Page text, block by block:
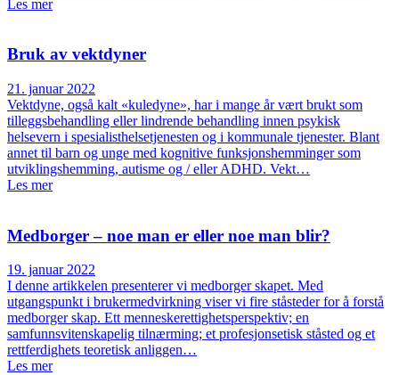
Les mer
Bruk av vektdyner
21. januar 2022
Vektdyne, også kalt «kuledyne», har i mange år vært brukt som
tilleggsbehandling eller lindrende behandling innen psykisk
helsevern i spesialisthelsetjenesten og i kommunale tjenester. Blant
annet til barn og unge med kognitive funksjonshemminger som
utviklingshemming, autisme og / eller ADHD. Vekt…
Les mer
Medborger – noe man er eller noe man blir?
19. januar 2022
I denne artikkelen presenterer vi medborger­ skapet. Med
utgangspunkt i brukermedvirkning viser vi fire ståsteder for å forstå
medborger­ skap. Ett menneskerettighetsperspektiv; en
samfunnsvitenskapelig tilnærming; et profesjons­etisk ståsted og et
rettferdighets­ teoretisk anliggen…
Les mer